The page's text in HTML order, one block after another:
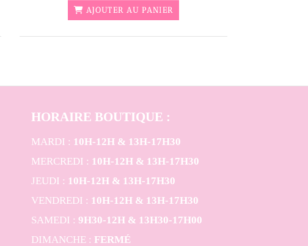
AJOUTER AU PANIER
HORAIRE BOUTIQUE :
MARDI : 10H-12H & 13H-17H30
MERCREDI : 10H-12H & 13H-17H30
JEUDI : 10H-12H & 13H-17H30
VENDREDI : 10H-12H & 13H-17H30
SAMEDI : 9H30-12H & 13H30-17H00
DIMANCHE : FERMÉ